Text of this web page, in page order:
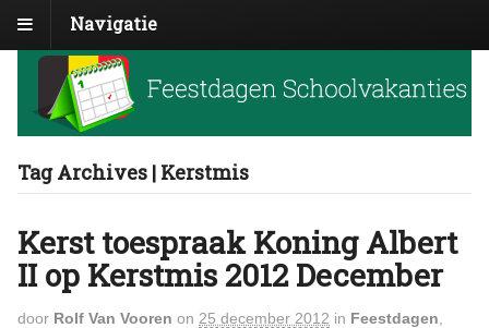
Navigatie
Tag Archives | Kerstmis
Kerst toespraak Koning Albert
II op Kerstmis 2012 December
door Rolf Van Vooren on 25 december 2012 in Feestdagen